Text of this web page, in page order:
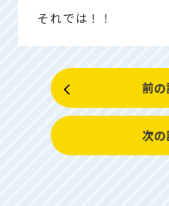
それでは！！
前
次